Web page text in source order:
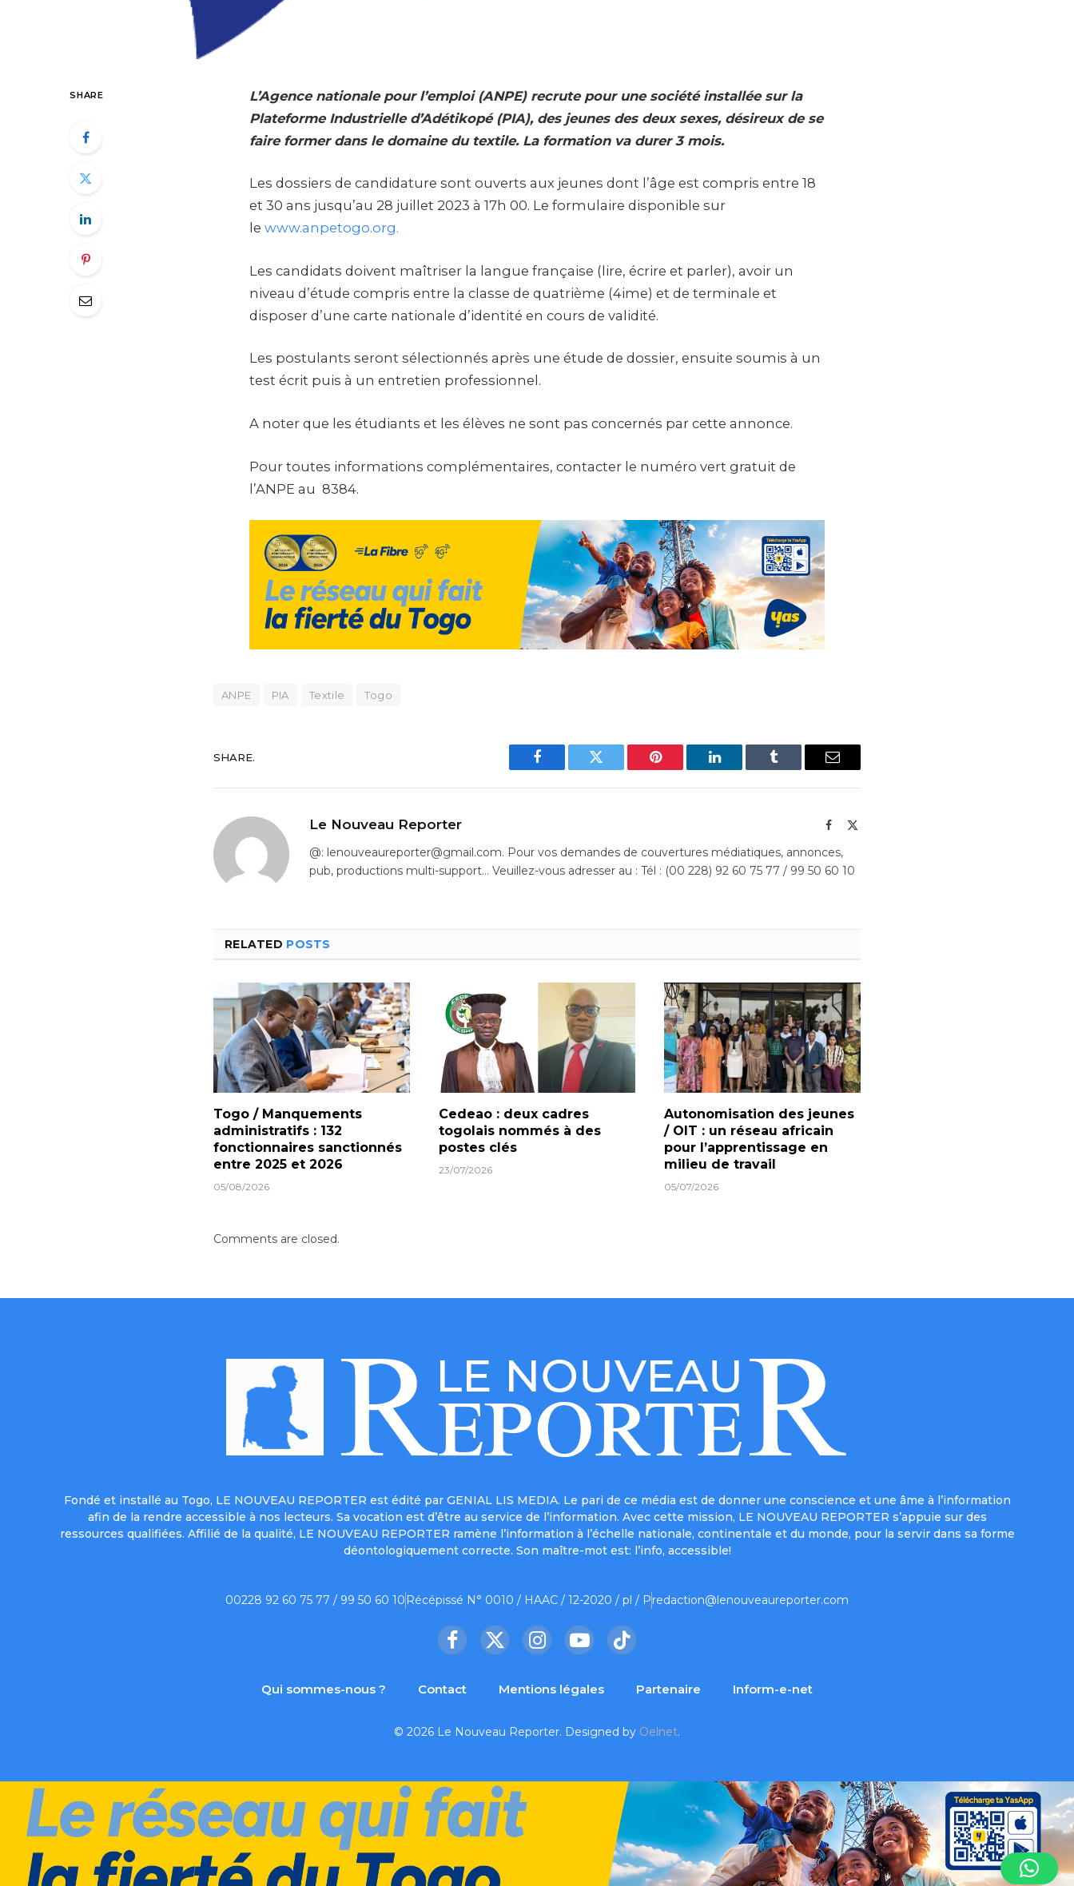
SHARE
L’Agence nationale pour l’emploi (ANPE) recrute pour une société installée sur la
Plateforme Industrielle d’Adétikopé (PIA), des jeunes des deux sexes, désireux de se
faire former dans le domaine du textile. La formation va durer 3 mois.
Les dossiers de candidature sont ouverts aux jeunes dont l’âge est compris entre 18
et 30 ans jusqu’au 28 juillet 2023 à 17h 00. Le formulaire disponible sur
le www.anpetogo.org.
Les candidats doivent maîtriser la langue française (lire, écrire et parler), avoir un
niveau d’étude compris entre la classe de quatrième (4ime) et de terminale et
disposer d’une carte nationale d’identité en cours de validité.
Les postulants seront sélectionnés après une étude de dossier, ensuite soumis à un
test écrit puis à un entretien professionnel.
A noter que les étudiants et les élèves ne sont pas concernés par cette annonce.
Pour toutes informations complémentaires, contacter le numéro vert gratuit de
l’ANPE au 8384.
ANPE PIA Textile Togo
SHARE.
Facebook Twitter Pinterest LinkedIn Tumblr Email
Le Nouveau Reporter Facebook
@: lenouveaureporter@gmail.com. Pour vos demandes de couvertures médiatiques, annonces,
pub, productions multi-support… Veuillez-vous adresser au : Tél : (00 228) 92 60 75 77 / 99 50 60 10
RELATED POSTS
Togo / Manquements
administratifs : 132
fonctionnaires sanctionnés
entre 2025 et 2026
05/08/2026
Cedeao : deux cadres
togolais nommés à des
postes clés
23/07/2026
Autonomisation des jeunes
/ OIT : un réseau africain
pour l’apprentissage en
milieu de travail
05/07/2026
Comments are closed.
Fondé et installé au Togo, LE NOUVEAU REPORTER est édité par GENIAL LIS MEDIA. Le pari de ce média est de donner une conscience et une âme à l’information
afin de la rendre accessible à nos lecteurs. Sa vocation est d’être au service de l’information. Avec cette mission, LE NOUVEAU REPORTER s’appuie sur des
ressources qualifiées. Affilié de la qualité, LE NOUVEAU REPORTER ramène l’information à l’échelle nationale, continentale et du monde, pour la servir dans sa forme
déontologiquement correcte. Son maître-mot est: l’info, accessible!
00228 92 60 75 77 / 99 50 60 10 Récépissé N° 0010 / HAAC / 12-2020 / pl / Predaction@lenouveaureporter.com
Facebook
X
InstagramYouTubeTikTok
Qui sommes-nous ? Contact Mentions légales Partenaire Inform-e-net
© 2026 Le Nouveau Reporter. Designed by Oelnet.